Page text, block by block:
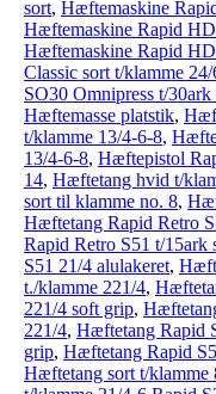
sort, Hæftemaskine
Hæftemaskine Rapid
Hæftemaskine Rapid
Classic sort t/klamme
SO30 Omnipress t/30ark
Hæftemasse platstik,
t/klamme 13/4-6-8,
13/4-6-8, Hæftepistol
14, Hæftetang hvid t/
sort til klamme no. 8,
Hæftetang Rapid Retro
Rapid Retro S51 t/15ark
S51 21/4 alulakeret,
t./klamme 221/4,
221/4 soft grip,
221/4, Hæftetang Rapid
grip, Hæftetang Rapid
Hæftetang sort t/klamme